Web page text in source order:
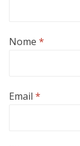
Nome *
Email *